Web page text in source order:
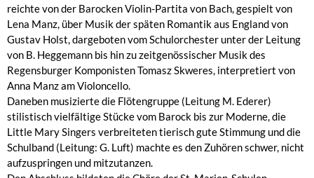
reichte von der Barocken Violin-Partita von Bach, gespielt von
Lena Manz, über Musik der späten Romantik aus England von
Gustav Holst, dargeboten vom Schulorchester unter der Leitung
von B. Heggemann bis hin zu zeitgenössischer Musik des
Regensburger Komponisten Tomasz Skweres, interpretiert von
Anna Manz am Violoncello.
Daneben musizierte die Flötengruppe (Leitung M. Ederer)
stilistisch vielfältige Stücke vom Barock bis zur Moderne, die
Little Mary Singers verbreiteten tierisch gute Stimmung und die
Schulband (Leitung: G. Luft) machte es den Zuhören schwer, nicht
aufzuspringen und mitzutanzen.